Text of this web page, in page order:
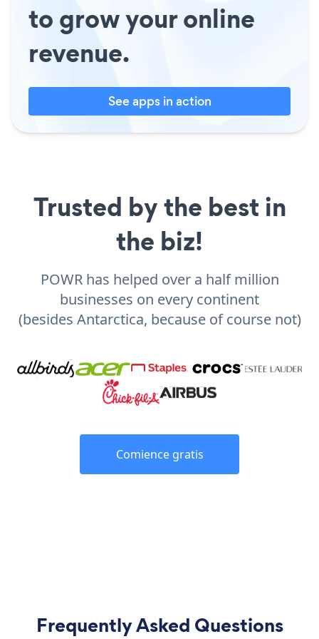
to grow your online
revenue.
See apps in action
Trusted by the best in
the biz!
POWR has helped over a half million
businesses on every continent
(besides Antarctica, because of course not)
Comience gratis
Frequently Asked Questions